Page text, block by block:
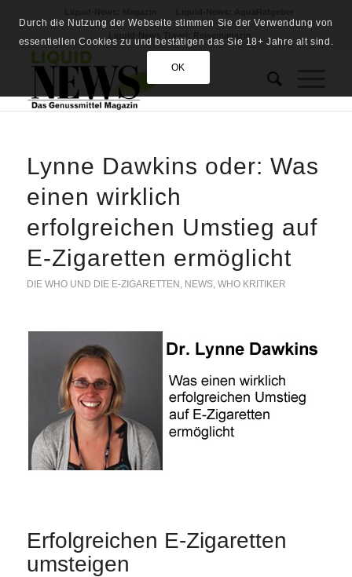
Lynne Dawkins oder: Was
einen wirklich
erfolgreichen Umstieg auf
E-Zigaretten ermöglicht
DIE WHO UND DIE E-ZIGARETTEN , NEWS, WHO KRITIKER
Erfolgreichen E-Zigaretten
umsteigen
Durch die Nutzung der Webseite stimmen Sie der Verwendung von
essentiellen Cookies zu und bestätigen das Sie 18+ Jahre alt sind.
OK